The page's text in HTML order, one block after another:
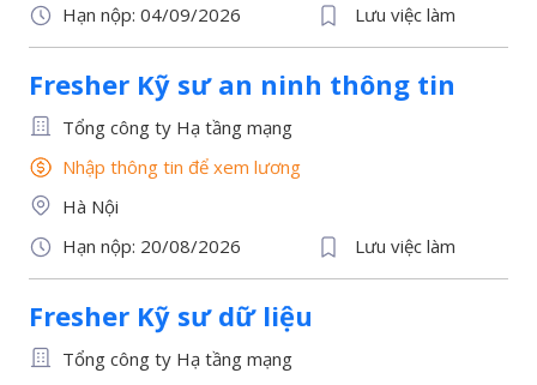
Hạn nộp: 04/09/2026
Lưu việc làm
Fresher Kỹ sư an ninh thông tin
Tổng công ty Hạ tầng mạng
Nhập thông tin để xem lương
Hà Nội
Hạn nộp: 20/08/2026
Lưu việc làm
Fresher Kỹ sư dữ liệu
Tổng công ty Hạ tầng mạng